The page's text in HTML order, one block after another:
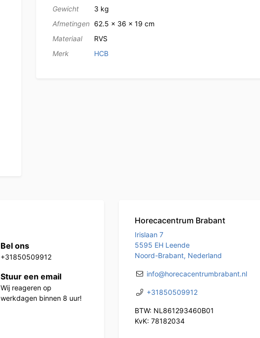
Gewicht
3 kg
Afmetingen
62.5 × 36 × 19 cm
Materiaal
RVS
Merk
HCB
Bel ons
+31850509912
Stuur een email
Wij reageren op
werkdagen binnen 8 uur!
Horecacentrum Brabant
Irislaan 7
5595 EH Leende
Noord-Brabant, Nederland
info@horecacentrumbrabant.nl
+31850509912
BTW: NL861293460B01
KvK: 78182034